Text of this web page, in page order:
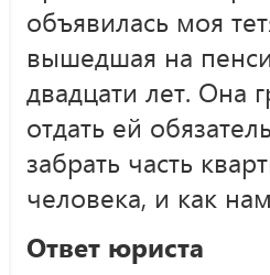
объявилась моя
вышедшая на
двадцати лет. Она
отдать ей
забрать часть
человека, и как
Ответ юриста